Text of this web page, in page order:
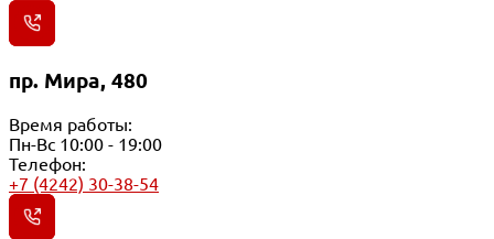
пр. Мира, 480
Время работы:
Пн-Вс 10:00 - 19:00
Телефон:
+7 (4242) 30-38-54